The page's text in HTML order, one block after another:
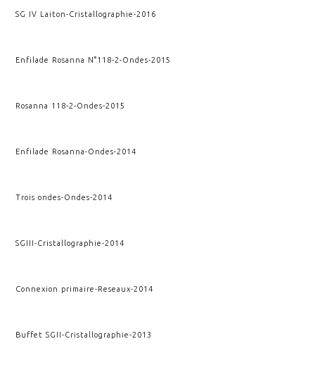
SG IV Laiton-Cristallographie-2016
Enfilade Rosanna N°118-2-Ondes-2015
Rosanna 118-2-Ondes-2015
Enfilade Rosanna-Ondes-2014
Trois ondes-Ondes-2014
SGIII-Cristallographie-2014
Connexion primaire-Reseaux-2014
Buffet SGII-Cristallographie-2013